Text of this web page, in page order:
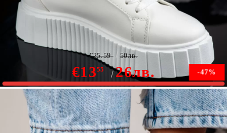
Дамски спортни обувки Michelle Черен #9803
-47%
€1355 26лв.
€25.59 50лв.
Няма наличност
Уведомете ме, когато е налично